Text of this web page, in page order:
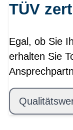
TÜV
Egal, ob Sie
erhalten Sie